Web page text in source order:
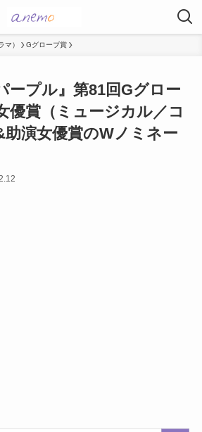
マ） Gグローブ賞
ープル』第81回Gグロー
優賞（ミュージカル／コ
助演女優賞のWノミネー